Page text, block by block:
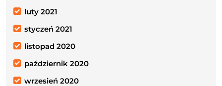
luty 2021
styczeń 2021
listopad 2020
październik 2020
wrzesień 2020